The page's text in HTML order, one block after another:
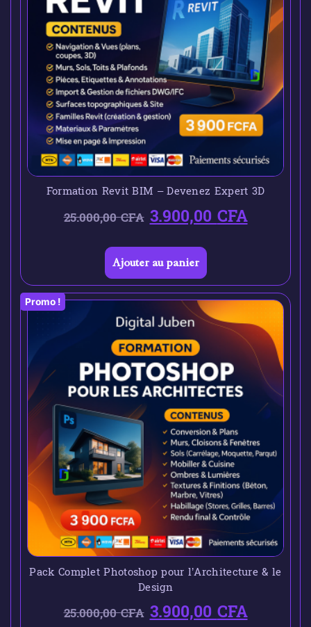
Formation Revit BIM – Devenez Expert 3D
25.000,00CFA 3.900,00CFA
Ajouter au panier
Promo !
Pack Complet Photoshop pour l’Architecture & le
Design
25.000,00CFA 3.900,00CFA